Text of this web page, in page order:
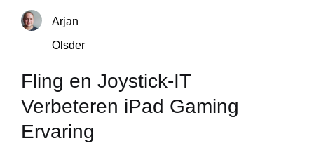
Arjan
Olsder
Fling en Joystick-IT
Verbeteren iPad Gaming
Ervaring